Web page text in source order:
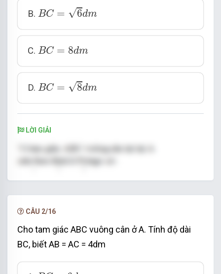
B. BC = √6dm
BC= m
C. BC = 8dm
BC= dm
D. BC = √8dm
BC= m
LỜI GIẢI
CÂU 2/16
Cho tam giác ABC vuông cân ở A. Tính độ dài
BC, biết AB = AC = 4dm